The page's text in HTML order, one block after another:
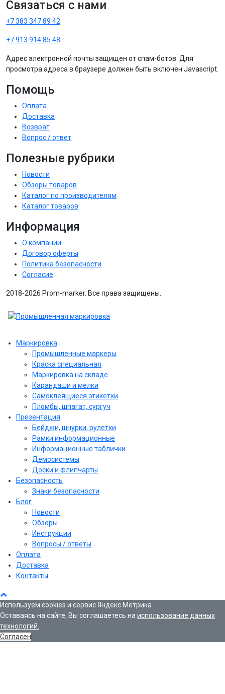
Связаться с нами
+7 383 347 89 42
+7 913 914 85 48
Адрес электронной почты защищен от спам-ботов. Для
просмотра адреса в браузере должен быть включен Javascript.
Помощь
Оплата
Доставка
Возврат
Вопрос / ответ
Полезные рубрики
Новости
Обзоры товаров
Каталог по производителям
Каталог товаров
Информация
О компании
Договор оферты
Политика безопасности
Согласие
2018-2026 Prom-marker. Все права защищены.
Маркировка
Промышленные маркеры
Краска специальная
Маркировка на складе
Карандаши и мелки
Самоклеящиеся этикетки
Пломбы, шпагат, сургуч
Презентация
Бейджи, шнурки, рулетки
Рамки информационные
Информационные таблички
Демосистемы
Доски и флипчарты
Безопасность
Знаки безопасности
Блог
Новости
Обзоры
Инструкции
Вопросы / ответы
Оплата
Доставка
Контакты
Используем cookies и сервис Яндекс Метрика.
Оставаясь на сайте, Вы соглашаетесь на использование данных
технологий.
Согласен